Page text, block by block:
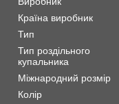
Країна виробник
Тип
Тип роздільного
купальника
Міжнародний розмір
Колір